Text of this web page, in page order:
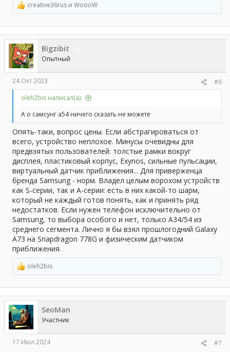
Р
е
а
к
ц
и
и
:
creative36rus и WoooW
Bigzibit
Опытный
24 Окт 2023
#6
oleh2bis написал(а):
А о самсунг а54 ничего сказать не можете
Опять-таки, вопрос цены. Если абстрагироваться от
всего, устройство неплохое. Минусы очевидны для
предвзятых пользователей: толстые рамки вокруг
дисплея, пластиковый корпус, Exynos, сильные пульсации,
виртуальный датчик приближения... Для приверженца
бренда Samsung - норм. Владел целым ворохом устройств
как S-серии, так и А-серии: есть в них какой-то шарм,
который не каждый готов понять, как и принять ряд
недостатков. Если нужен телефон исключительно от
Samsung, то выбора особого и нет, только A34/54 из
среднего сегмента. Лично я бы взял прошлогодний Galaxy
A73 на Snapdragon 778G и физическим датчиком
приближения.
Р
е
а
к
ц
и
и
:
oleh2bis
SeoMan
Участник
17 Июл 2024 #7